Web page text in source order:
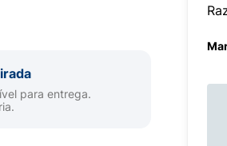
para entrega.